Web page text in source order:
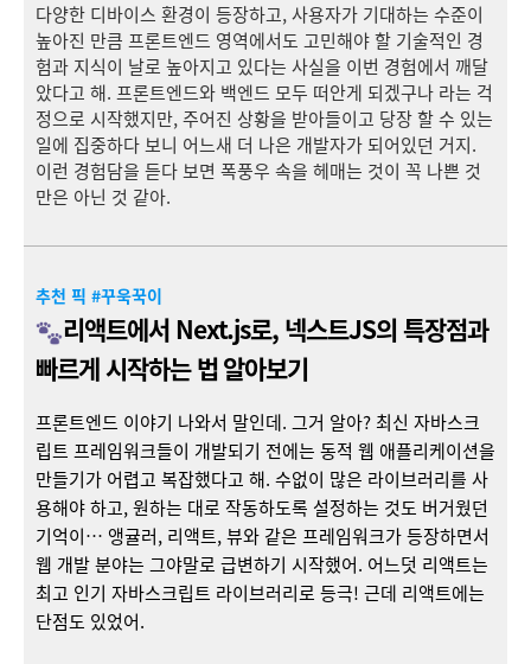
다양한 디바이스 환경이 등장하고, 사용자가 기대하는 수준이
높아진 만큼 프론트엔드 영역에서도 고민해야 할 기술적인 경
험과 지식이 날로 높아지고 있다는 사실을 이번 경험에서 깨달
았다고 해. 프론트엔드와 백엔드 모두 떠안게 되겠구나 라는 걱
정으로 시작했지만, 주어진 상황을 받아들이고 당장 할 수 있는
일에 집중하다 보니 어느새 더 나은 개발자가 되어있던 거지.
이런 경험담을 듣다 보면 폭풍우 속을 헤매는 것이 꼭 나쁜 것
만은 아닌 것 같아.
추천 픽 #꾸욱꾹이
리액트에서 Next.js로, 넥스트JS의 특장점과
빠르게 시작하는 법 알아보기
프론트엔드 이야기 나와서 말인데. 그거 알아? 최신 자바스크
립트 프레임워크들이 개발되기 전에는 동적 웹 애플리케이션을
만들기가 어렵고 복잡했다고 해. 수없이 많은 라이브러리를 사
용해야 하고, 원하는 대로 작동하도록 설정하는 것도 버거웠던
기억이… 앵귤러, 리액트, 뷰와 같은 프레임워크가 등장하면서
웹 개발 분야는 그야말로 급변하기 시작했어. 어느덧 리액트는
최고 인기 자바스크립트 라이브러리로 등극! 근데 리액트에는
단점도 있었어.